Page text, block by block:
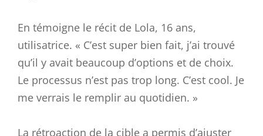
En témoigne le récit de Lola, 16 ans,
utilisatrice. « C’est super bien fait, j’ai trouvé
qu’il y avait beaucoup d’options et de choix.
Le processus n’est pas trop long. C’est cool. Je
me verrais le remplir au quotidien. »
La rétroaction de la cible a permis d’ajuster